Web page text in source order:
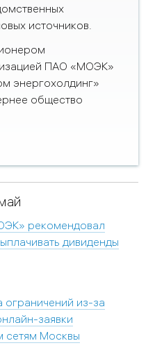
источников.
ПАО «МОЭК»
энергохолдинг»
общество
рекомендовал
дивиденды
из-за
заявки
сетям Москвы